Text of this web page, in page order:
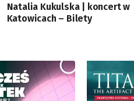
Natalia Kukulska | koncert w
Katowicach – Bilety